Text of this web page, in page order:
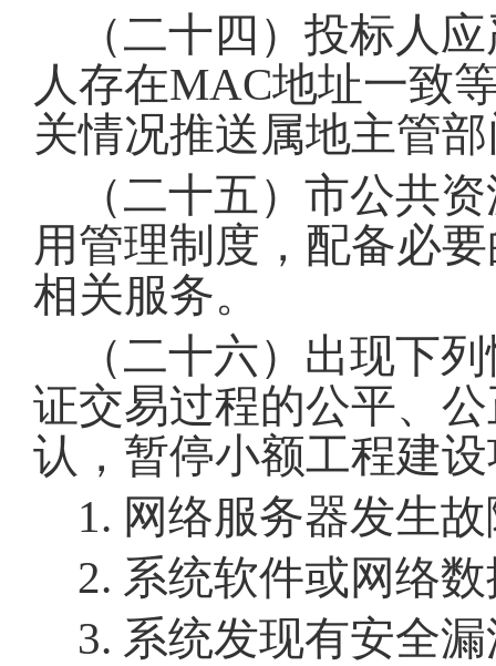
（二十四）投标人
人存在MAC地址一致
关情况推送属地主管
（二十五）市公共
用管理制度，配备必
相关服务。
（二十六）出现下
证交易过程的公平、
认，暂停小额工程建
1. 网络服务器发生
2. 系统软件或网络
3. 系统发现有安全